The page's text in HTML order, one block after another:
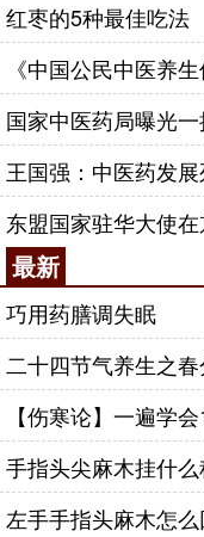
红枣的5种最佳吃法
《中国公民中医养
国家中医药局曝光
王国强：中医药发
东盟国家驻华大使
最新
巧用药膳调失眠
二十四节气养生之
【伤寒论】一遍学